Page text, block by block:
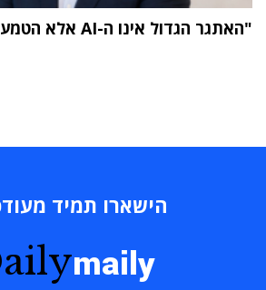
"האתגר הגדול אינו ה-AI אלא הטמעתה בארגון"
הישארו תמיד
maily